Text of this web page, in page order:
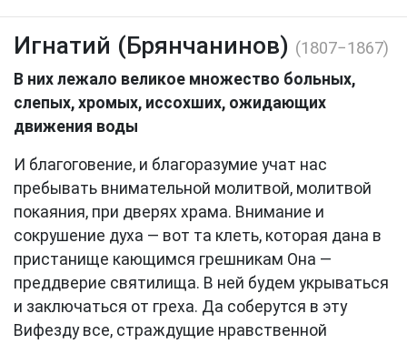
Игнатий (Брянчанинов) (1807−1867)
В них лежало великое множество больных,
слепых, хромых, иссохших, ожидающих
движения воды
И благоговение, и благоразумие учат нас
пребывать внимательной молитвой, молитвой
покаяния, при дверях храма. Внимание и
сокрушение духа — вот та клеть, которая дана в
пристанище кающимся грешникам Она —
преддверие святилища. В ней будем укрываться
и заключаться от греха. Да соберутся в эту
Вифезду все, страждущие нравственной